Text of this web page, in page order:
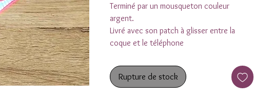
Terminé par un mousqueton couleur
argent.
Livré avec son patch à glisser entre la
coque et le téléphone
Rupture de stock